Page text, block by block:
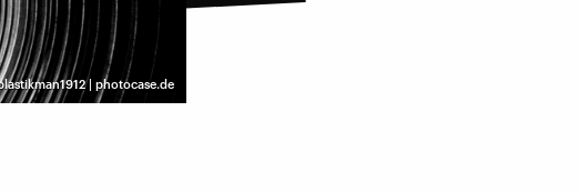
| photocase.de